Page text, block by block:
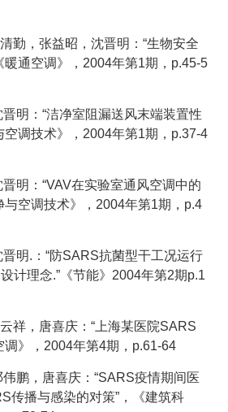
勤，张益昭，沈晋明：“生物安全
暖通空调》，2004年第1期，p.45-5
明：“洁净室阻漏送风末端装置性
空调技术》，2004年第1期，p.37-4
明：“VAV在实验室通风空调中的
与空调技术》，2004年第1期，p.4
明.：“防SARS抗菌型干工况运行
计理念.”《节能》2004年第2期p.1
祥，唐喜庆：“上海某医院SARS
调》，2004年第4期，p.61-64
鹏，唐喜庆：“SARS疫情期间医
传播与感染的对策”，《建筑科